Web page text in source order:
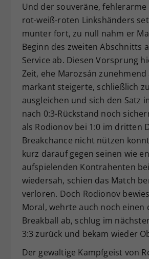
Und der souveräne,
rot-weiß-roten Linkshänders
munter fort, zu null nahm er
Beginn des zweiten Abschnitts
Service ab. Diesen Vorsprung
Zeit, ehe Marozsán zunehmend
markant steigerte, schließlich
ausgleichen und sich den Satz
nach 0:3-Rückstand noch
als Rodionov bei 1:0 im dritten
Breakchance nicht nützen
kurz darauf gegen seinen wie
aufspielenden Kontrahenten
wiedersah, schien das Match
verloren. Doch Rodionov
Moral, wehrte auch noch einen
Breakball ab, schlug im
3:3 zurück und bekam wieder
Der gewaltige Kampfgeist von